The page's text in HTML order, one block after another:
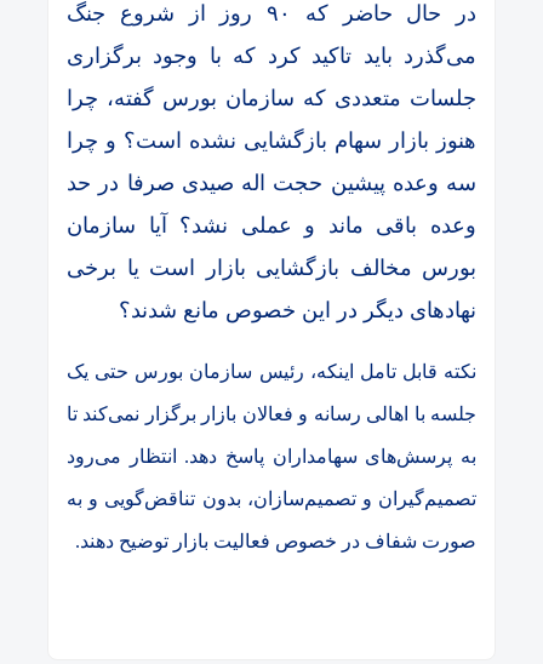
در حال حاضر که ۹۰ روز از شروع جنگ
می‌گذرد باید تاکید کرد که با وجود برگزاری
جلسات متعددی که سازمان بورس گفته، چرا
هنوز بازار سهام بازگشایی نشده است؟ و چرا
سه وعده پیشین حجت اله صیدی صرفا در حد
وعده باقی ماند و عملی نشد؟ آیا سازمان
بورس مخالف بازگشایی بازار است یا برخی
نهادهای دیگر در این خصوص مانع شدند؟
نکته قابل تامل اینکه، رئیس سازمان بورس حتی یک
جلسه با اهالی رسانه و فعالان بازار برگزار نمی‌کند تا
به پرسش‌های سهامداران پاسخ دهد. انتظار می‌رود
تصمیم‌گیران و تصمیم‌سازان، بدون تناقض‌گویی و به
صورت شفاف در خصوص فعالیت بازار توضیح دهند.